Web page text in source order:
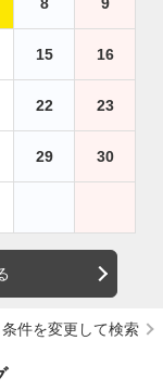
15 16
22 23
29 30
条件を変更して検索